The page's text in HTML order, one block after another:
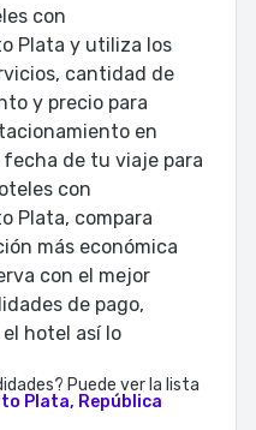
con
Plata y utiliza los
cantidad de
y precio para
en
de tu viaje para
con
Plata, compara
más económica
con el mejor
de pago,
hotel así lo
Puede ver la lista
Plata, República